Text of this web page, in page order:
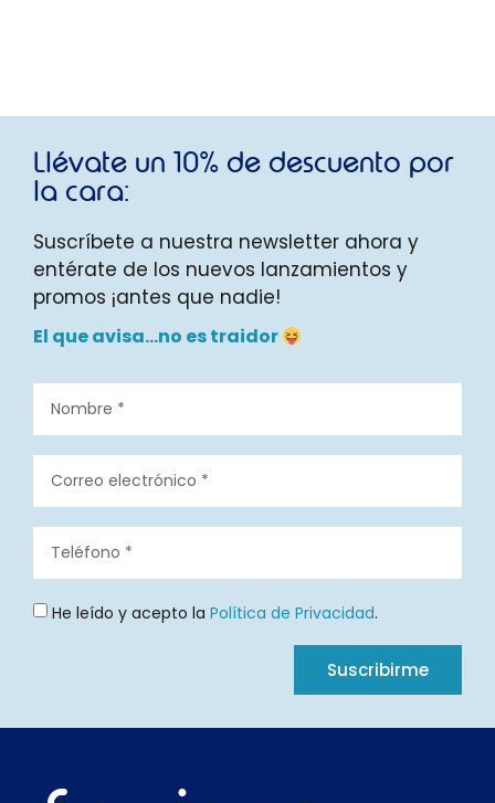
Llévate un 10% de descuento por
la cara:
Suscríbete a nuestra newsletter ahora y
entérate de los nuevos lanzamientos y
promos ¡antes que nadie!
El que avisa…no es traidor
He leído y acepto la Política de Privacidad.
Suscribirme